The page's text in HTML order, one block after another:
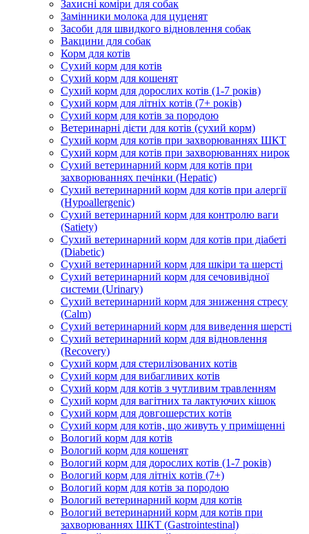
Захисні коміри для собак
Замінники молока для цуценят
Засоби для швидкого відновлення собак
Вакцини для собак
Корм для котів
Сухий корм для котів
Сухий корм для кошенят
Сухий корм для дорослих котів (1-7 років)
Сухий корм для літніх котів (7+ років)
Сухий корм для котів за породою
Ветеринарні дієти для котів (сухий корм)
Сухий корм для котів при захворюваннях ШКТ
Сухий корм для котів при захворюваннях нирок
Сухий ветеринарний корм для котів при
захворюваннях печінки (Hepatic)
Сухий ветеринарний корм для котів при алергії
(Hypoallergenic)
Сухий ветеринарний корм для контролю ваги
(Satiety)
Сухий ветеринарний корм для котів при діабеті
(Diabetic)
Сухий ветеринарний корм для шкіри та шерсті
Сухий ветеринарний корм для сечовивідної
системи (Urinary)
Сухий ветеринарний корм для зниження стресу
(Calm)
Сухий ветеринарний корм для виведення шерсті
Сухий ветеринарний корм для відновлення
(Recovery)
Сухий корм для стерилізованих котів
Сухий корм для вибагливих котів
Сухий корм для котів з чутливим травленням
Сухий корм для вагітних та лактуючих кішок
Сухий корм для довгошерстих котів
Сухий корм для котів, що живуть у приміщенні
Вологий корм для котів
Вологий корм для кошенят
Вологий корм для дорослих котів (1-7 років)
Вологий корм для літніх котів (7+)
Вологий корм для котів за породою
Вологий ветеринарний корм для котів
Вологий ветеринарний корм для котів при
захворюваннях ШКТ (Gastrointestinal)